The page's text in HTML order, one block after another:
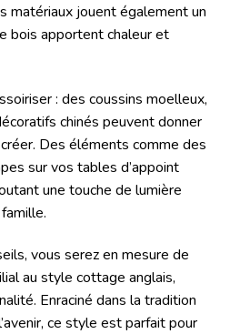
matériaux jouent également un
bois apportent chaleur et
: des coussins moelleux,
chinés peuvent donner
Des éléments comme des
sur vos tables d’appoint
une touche de lumière
vous serez en mesure de
au style cottage anglais,
Enraciné dans la tradition
ce style est parfait pour